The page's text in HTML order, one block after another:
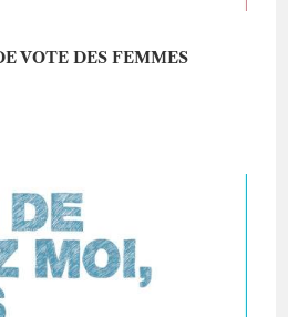
VOTE DES FEMMES